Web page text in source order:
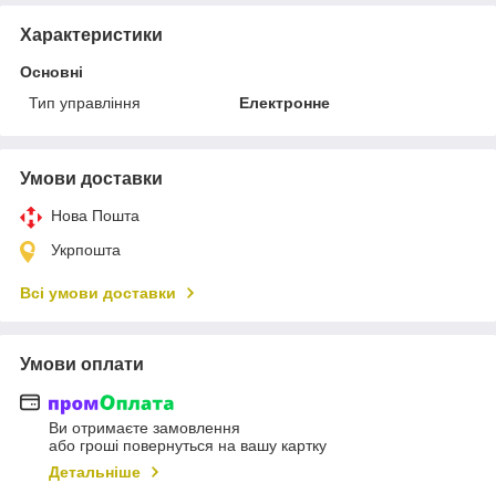
Характеристики
Основні
Тип управління
Електронне
Умови доставки
Нова Пошта
Укрпошта
Всі умови доставки
Умови оплати
Ви отримаєте замовлення
або гроші повернуться на вашу картку
Детальніше